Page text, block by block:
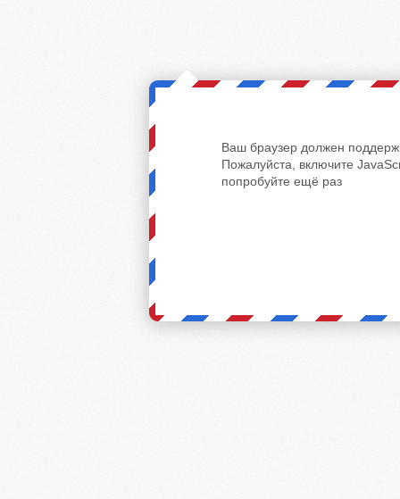
Ваш браузер должен
Пожалуйста, включите
попробуйте ещё раз